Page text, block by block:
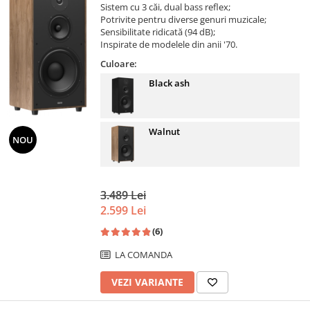
NOU
Sistem cu 3 căi, dual bass reflex;
Potrivite pentru diverse genuri muzicale;
Sensibilitate ridicată (94 dB);
Inspirate de modelele din anii '70.
Culoare:
Black ash
Walnut
3.489 Lei
2.599 Lei
(6)
LA COMANDA
VEZI VARIANTE